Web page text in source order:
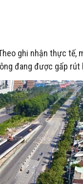
hạ tầng khu Đông
ghi nhận thực tế,
đang được gấp